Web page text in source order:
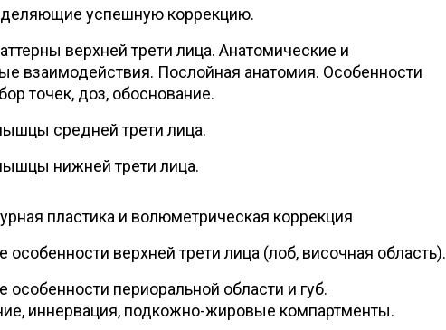
успешную коррекцию.
верхней трети лица. Анатомические и
взаимодействия. Послойная анатомия. Особенности
точек, доз, обоснование.
средней трети лица.
нижней трети лица.
пластика и волюметрическая коррекция
особенности верхней трети лица (лоб, височная область).
особенности периоральной области и губ.
иннервация, подкожно-жировые компартменты.